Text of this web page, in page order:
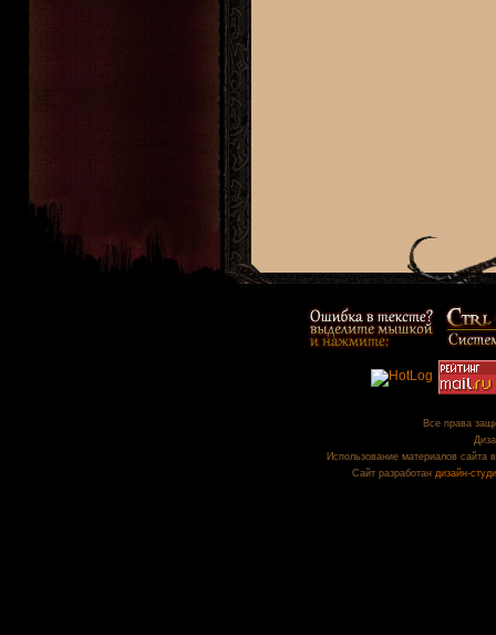
Все права
Использование материалов сайта
Сайт разработан дизайн-